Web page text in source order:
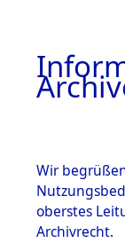
Wir
oberstes
Archivrecht.